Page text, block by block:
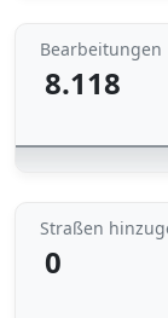
Bearbeitungen
8.118
Straßen
0